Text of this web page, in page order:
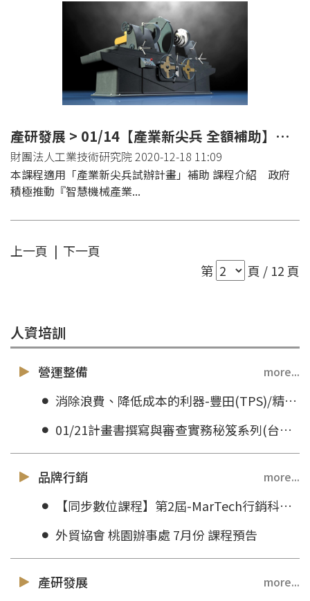
產研發展 > 01/14【產業新尖兵 全額補助】智慧機械設計製造人才養成班(高雄)
財團法人工業技術研究院 2020-12-18 11:09
本課程適用「產業新尖兵試辦計畫」補助 課程介紹 政府
積極推動『智慧機械產業...
上一頁 | 下一頁
第
頁 / 12 頁
人資培訓
營運整備 more...
消除浪費、降低成本的利器-豐田(TPS)/精實(Lean)工程師系列課程 (高雄)
01/21計畫書撰寫與審查實務秘笈系列(台北班)
品牌行銷 more...
【同步數位課程】第2屆-MarTech行銷科技經理人培訓班(台北)
外貿協會 桃園辦事處 7月份 課程預告
產研發展 more...